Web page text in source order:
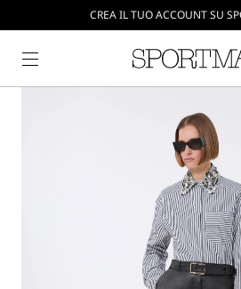
CREA IL TUO ACCOUNT SU
SPEDIZIONI E RESI